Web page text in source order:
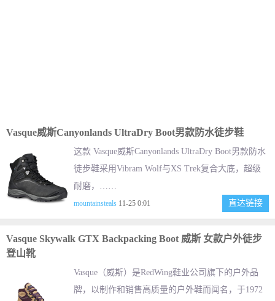
Vasque威斯Canyonlands UltraDry Boot男款防水徒步鞋
这款 Vasque威斯Canyonlands UltraDry Boot男款防水
徒步鞋采用Vibram Wolf与XS Trek复合大底，超级
耐磨，……
mountainsteals 11-25 0:01 直达链接
Vasque Skywalk GTX Backpacking Boot 威斯 女款户外徒步
登山靴
Vasque（威斯）是RedWing鞋业公司旗下的户外品
牌，以制作和销售高质量的户外鞋而闻名，于1972